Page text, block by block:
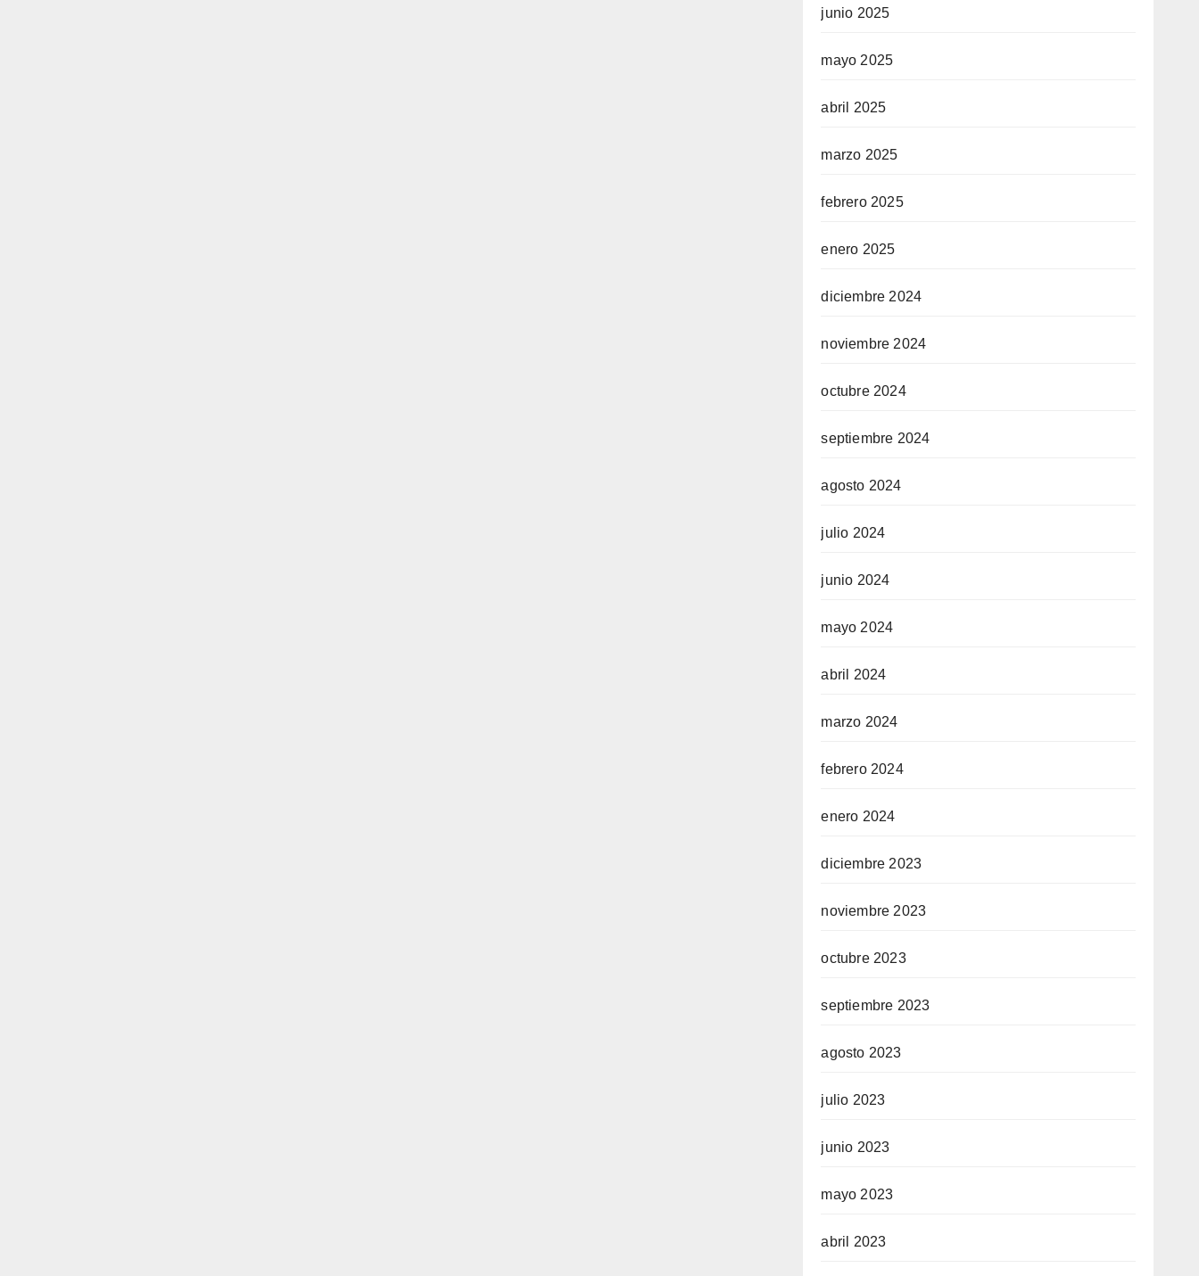
junio 2025
mayo 2025
abril 2025
marzo 2025
febrero 2025
enero 2025
diciembre 2024
noviembre 2024
octubre 2024
septiembre 2024
agosto 2024
julio 2024
junio 2024
mayo 2024
abril 2024
marzo 2024
febrero 2024
enero 2024
diciembre 2023
noviembre 2023
octubre 2023
septiembre 2023
agosto 2023
julio 2023
junio 2023
mayo 2023
abril 2023